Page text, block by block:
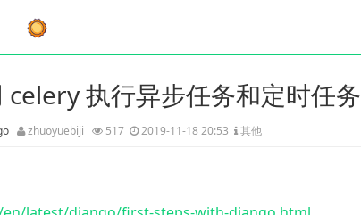
执行异步任务和定时任务
zhuoyuebiji 517 2019-11-18 20:53 其他